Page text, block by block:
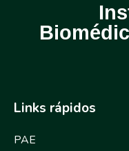
Links rápidos
PAE